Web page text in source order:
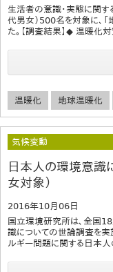
生活者の意識・実態に関す
代男女）500名を対象に、
た。【調査結果】◆ 温暖化
温暖化 地球温暖化
気候変動
日本人の環境意識
女対象）
2016年10月06日
国立環境研究所は、全国
識についての世論調査を実
ルギー問題に関する日本